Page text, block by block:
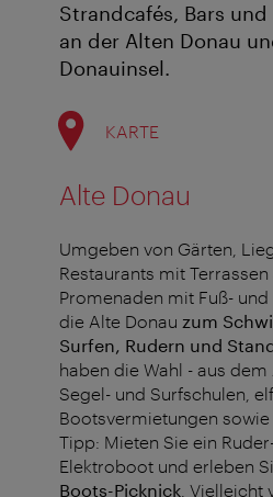
Strandcafés, Bars
an der Alten Donau
Donauinsel.
KARTE
Alte Donau
Umgeben von Gärten,
Restaurants mit Terrassen
Promenaden mit Fuß-
die Alte Donau zum
Surfen, Rudern und
haben die Wahl - aus
Segel- und Surfschulen, elf
Bootsvermietungen sowie
Tipp: Mieten Sie ein
Elektroboot und erleben
Boots-Picknick .